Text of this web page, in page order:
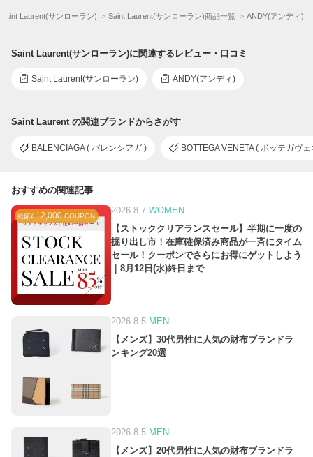
Saint Laurent(サンローラン) Saint Laurent(サンローラン)商品一覧 ANDY(アンディ)
Saint Laurent(サンローラン)に関連するレビュー・口コミ
Saint Laurent(サンローラン) ANDY(アンディ)
Saint Laurent の関連ブランドからさがす
BALENCIAGA ( バレンシアガ ) BOTTEGA VENETA ( ボッテガヴ
おすすめの関連記事
総額¥ 12,000 COUPON
2026.8.7 WOMEN
【ストッククリアランスセール】半期に一度の
掘り出し市！在庫確保済み商品が一斉にタイム
セール！クーポンでさらにお得にゲットしよう
｜8月12日(水)終日まで
2026.8.5 MEN
【メンズ】30代男性に人気の財布ブランドラ
ンキング20選
2026.8.5 MEN
【メンズ】20代男性に人気の財布ブランドラ